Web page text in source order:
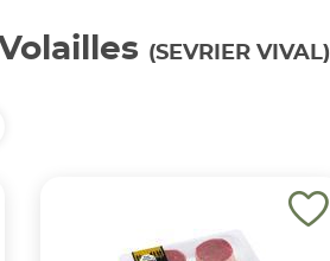
(SEVRIER VIVAL)